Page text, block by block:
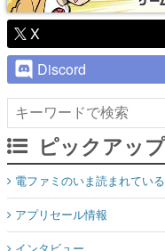
X
Discord
ピックアップ
電ファミのいま読まれてい
アプリセール情報